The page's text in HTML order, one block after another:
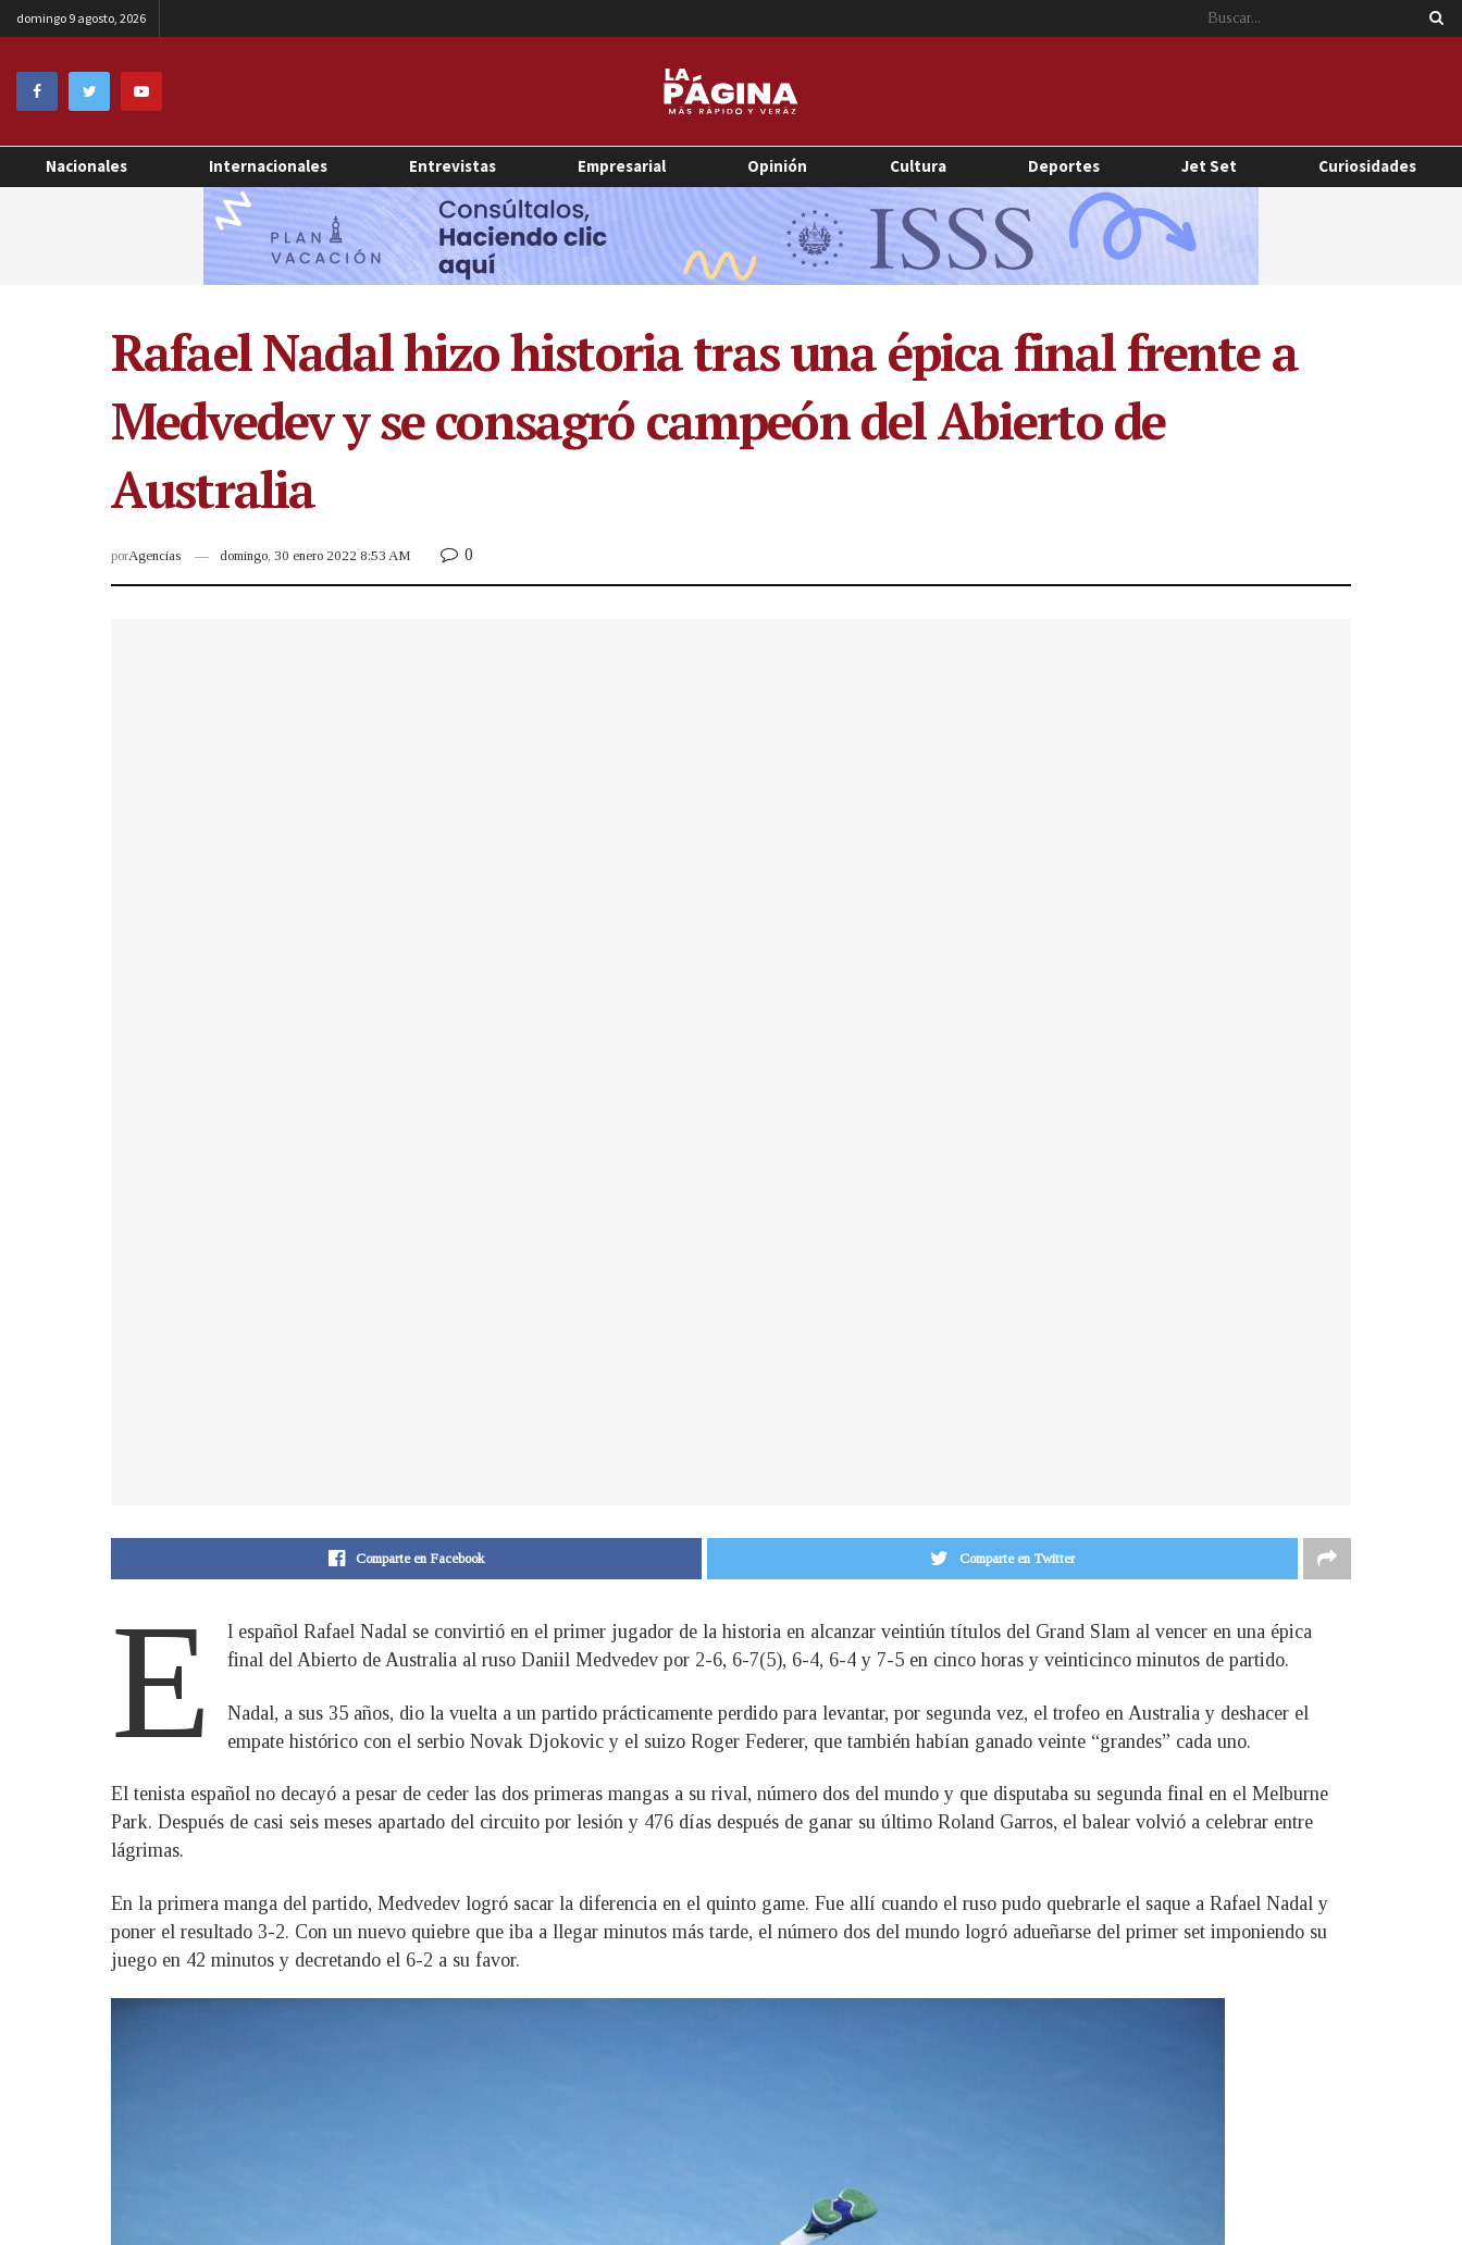
domingo 9 agosto, 2026
Nacionales Internacionales Entrevistas Empresarial Opinión Cultura Deportes Jet Set Curiosidades
Rafael Nadal hizo historia tras una épica final frente a
Medvedev y se consagró campeón del Abierto de
Australia
porAgencias domingo, 30 enero 2022 8:53 AM 0
Comparte en Facebook Comparte en Twitter
E
l español Rafael Nadal se convirtió en el primer jugador de la historia en alcanzar veintiún títulos del Grand Slam al vencer en una épica
final del Abierto de Australia al ruso Daniil Medvedev por 2-6, 6-7(5), 6-4, 6-4 y 7-5 en cinco horas y veinticinco minutos de partido.
Nadal, a sus 35 años, dio la vuelta a un partido prácticamente perdido para levantar, por segunda vez, el trofeo en Australia y deshacer el
empate histórico con el serbio Novak Djokovic y el suizo Roger Federer, que también habían ganado veinte “grandes” cada uno.
El tenista español no decayó a pesar de ceder las dos primeras mangas a su rival, número dos del mundo y que disputaba su segunda final en el Melburne
Park. Después de casi seis meses apartado del circuito por lesión y 476 días después de ganar su último Roland Garros, el balear volvió a celebrar entre
lágrimas.
En la primera manga del partido, Medvedev logró sacar la diferencia en el quinto game. Fue allí cuando el ruso pudo quebrarle el saque a Rafael Nadal y
poner el resultado 3-2. Con un nuevo quiebre que iba a llegar minutos más tarde, el número dos del mundo logró adueñarse del primer set imponiendo su
juego en 42 minutos y decretando el 6-2 a su favor.